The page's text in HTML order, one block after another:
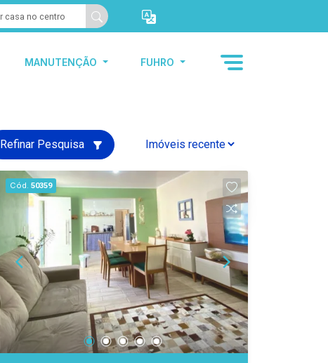
MANUTENÇÃO FUHRO
Refinar Pesquisa
Cód. 50359